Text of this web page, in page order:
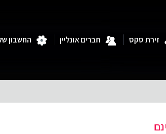
זירת סקס חברים אונליין החשבון